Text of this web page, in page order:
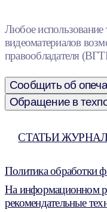
Любое использование
видеоматериалов
правообладателя
Сообщить об
Обращение в
СТАТЬИ
Политика обработки
На информационном
рекомендательные